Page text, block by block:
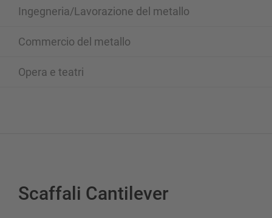
Ingegneria/Lavorazione del metallo
Commercio del metallo
Opera e teatri
Scaffali Cantilever